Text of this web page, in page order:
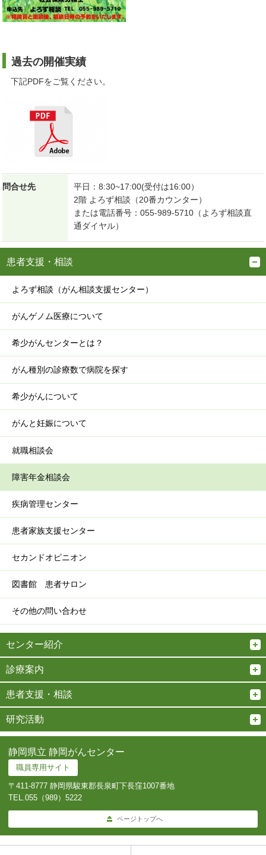
過去の開催実績
下記PDFをご覧ください。
問合せ先
平日：8:30~17:00(受付は16:00）
2階 よろず相談（20番カウンター）
または電話番号：055-989-5710（よろず相談直
通ダイヤル）
患者支援・相談
よろず相談（がん相談支援センター）
がんゲノム医療について
希少がんセンターとは？
がん種別の診療数で病院を探す
希少がんについて
がんと妊娠について
就職相談会
障害年金相談会
疾病管理センター
患者家族支援センター
セカンドオピニオン
図書館 患者サロン
その他の問い合わせ
センター紹介
診療案内
患者支援・相談
研究活動
静岡県立 静岡がんセンター
職員専用サイト
〒411-8777 静岡県駿東郡長泉町下長窪1007番地
TEL. 055（989）5222
ページトップへ